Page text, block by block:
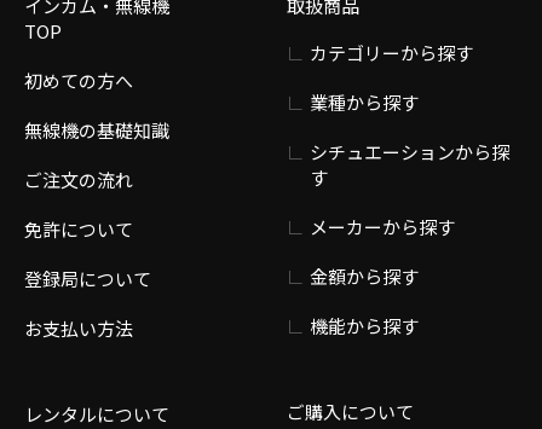
インカム・無線機
TOP
初めての方へ
無線機の基礎知識
ご注文の流れ
免許について
登録局について
お支払い方法
レンタルについて
取扱商品
カテゴリーから探す
業種から探す
シチュエーションから探
す
メーカーから探す
金額から探す
機能から探す
ご購入について